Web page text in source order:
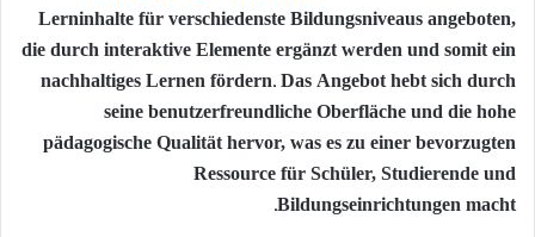
Lerninhalte für verschiedenste Bildungsniveaus angeboten,
die durch interaktive Elemente ergänzt werden und somit ein
nachhaltiges Lernen fördern. Das Angebot hebt sich durch
seine benutzerfreundliche Oberfläche und die hohe
pädagogische Qualität hervor, was es zu einer bevorzugten
Ressource für Schüler, Studierende und
Bildungseinrichtungen macht.